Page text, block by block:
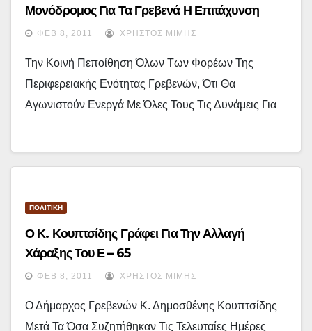
Μονόδρομος Για Τα Γρεβενά Η Επιτάχυνση
Υλοποίησης Του ΕΣΠΑ
ΦΕΒ 8, 2011 ΧΡΉΣΤΟΣ ΜΊΜΗΣ
Την Κοινή Πεποίθηση Όλων Των Φορέων Της
Περιφερειακής Ενότητας Γρεβενών, Ότι Θα
Αγωνιστούν Ενεργά Με Όλες Τους Τις Δυνάμεις Για
ΠΟΛΙΤΙΚΗ
Ο Κ. Κουπτσίδης Γράφει Για Την Αλλαγή
Χάραξης Του Ε – 65
ΦΕΒ 8, 2011 ΧΡΉΣΤΟΣ ΜΊΜΗΣ
Ο Δήμαρχος Γρεβενών Κ. Δημοσθένης Κουπτσίδης
Μετά Τα Όσα Συζητήθηκαν Τις Τελευταίες Ημέρες